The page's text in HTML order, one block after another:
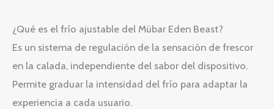
¿Qué es el frío ajustable del Mübar Eden Beast?
Es un sistema de regulación de la sensación de frescor
en la calada, independiente del sabor del dispositivo.
Permite graduar la intensidad del frío para adaptar la
experiencia a cada usuario.